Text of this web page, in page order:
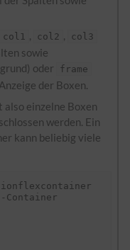
col1 , col2 , col3
sowie
oder frame
der Boxen.
einzelne Boxen
werden. Ein
kann beliebig viele
Container